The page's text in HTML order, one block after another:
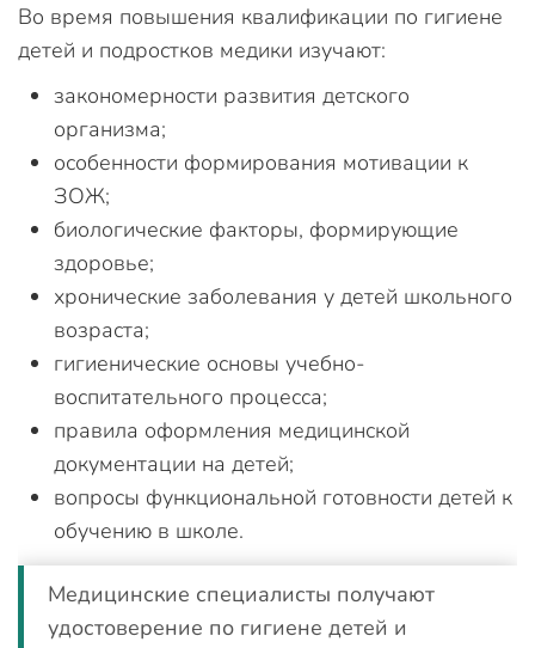
Во время повышения квалификации по гигиене
детей и подростков медики изучают:
закономерности развития детского
организма;
особенности формирования мотивации к
ЗОЖ;
биологические факторы, формирующие
здоровье;
хронические заболевания у детей школьного
возраста;
гигиенические основы учебно-
воспитательного процесса;
правила оформления медицинской
документации на детей;
вопросы функциональной готовности детей к
обучению в школе.
Медицинские специалисты получают
удостоверение по гигиене детей и